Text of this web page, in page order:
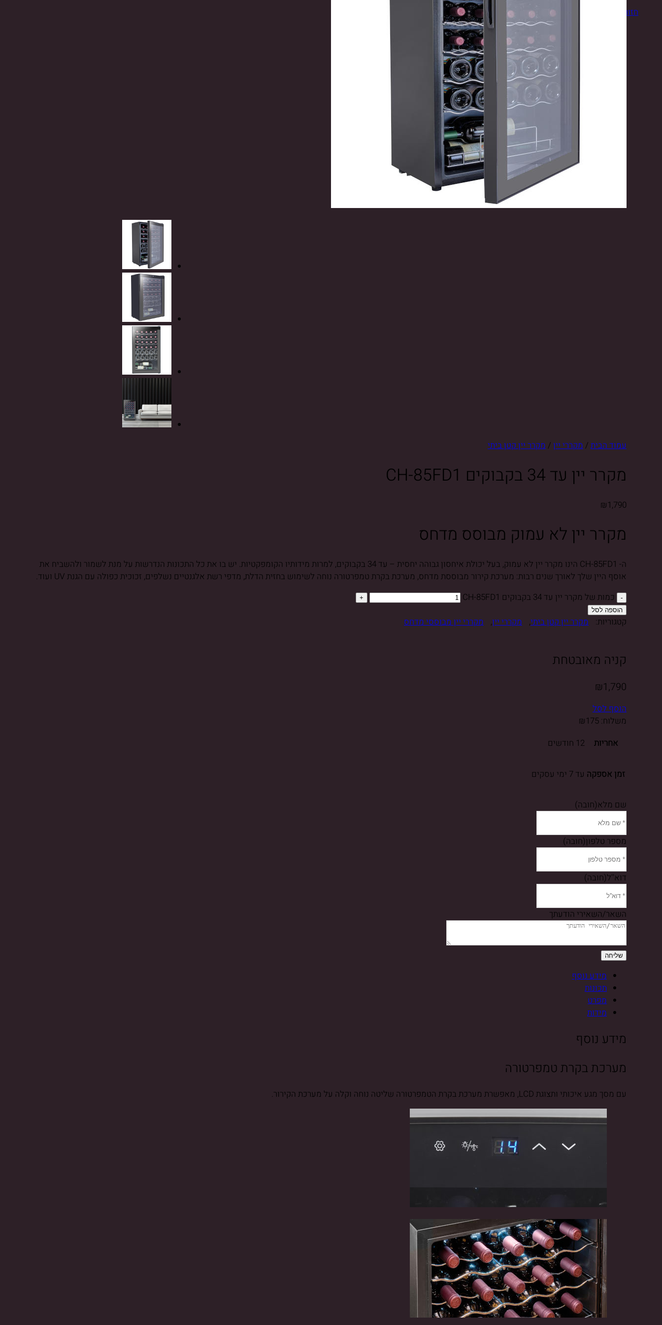
חזור לחנות
עמוד הבית /מקררי יין /מקרר יין קטן ביתי
מקרר יין עד 34 בקבוקים CH-85FD1
₪1,790
מקרר יין לא עמוק מבוסס מדחס
ה- CH-85FD1 הינו מקרר יין לא עמוק, בעל יכולת איחסון גבוהה יחסית – עד 34 בקבוקים, למרות מידותיו הקומפקטיות. יש בו את כל התכונות הנדרשות על מנת לשמור ולהשביח את
אוסף היין שלך לאורך שנים רבות: מערכת קירור מבוססת מדחס, מערכת בקרת טמפרטורה נוחה לשימוש בחזית הדלת, מדפי רשת אלגנטיים נשלפים, זכוכית כפולה עם הגנת UV ועוד.
כמות של מקרר יין עד 34 בקבוקים CH-85FD1
הוספה לסל
קטגוריות: מקרר יין קטן ביתי, מקררי יין, מקררי יין מבוססי מדחס
קניה מאובטחת
₪1,790
הוסף לסל
משלוח:
₪175
אחריות
12 חודשים
זמן אספקה עד 7 ימי עסקים
שם מלא(חובה)
מספר טלפון(חובה)
דוא''ל(חובה)
השאר/השאירי הודעתך
מידע נוסף
תכונות
מפרט
מידות
מידע נוסף
מערכת בקרת טמפרטורה
עם מסך מגע איכותי ותצוגת LCD, מאפשרת מערכת בקרת הטמפרטורה שליטה נוחה וקלה על מערכת הקירור.